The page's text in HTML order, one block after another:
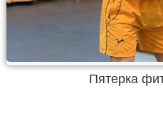
Пятерка